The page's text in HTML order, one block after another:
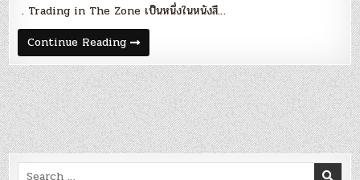
. Trading in The Zone เป็นหนึ่งในหนังสื…
Continue ReadingBlog
45
:
“Winning
Attitude”
–
ข้อคิด
จาก
หนังสือ
Trading
in
The
Search